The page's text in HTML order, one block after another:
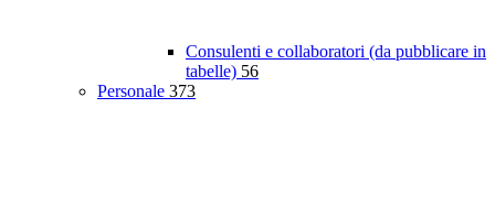
Consulenti e collaboratori (da pubblicare in
tabelle) 56
Personale 373